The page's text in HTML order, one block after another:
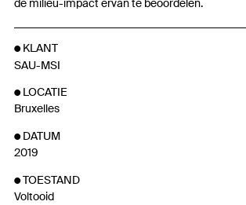
de milieu-impact ervan te beoordelen.
KLANT
SAU-MSI
LOCATIE
Bruxelles
DATUM
2019
TOESTAND
Voltooid